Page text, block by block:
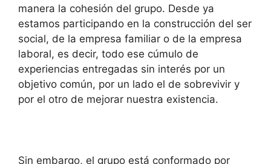
manera la cohesión del grupo. Desde ya
estamos participando en la construcción del ser
social, de la empresa familiar o de la empresa
laboral, es decir, todo ese cúmulo de
experiencias entregadas sin interés por un
objetivo común, por un lado el de sobrevivir y
por el otro de mejorar nuestra existencia.
Sin embargo, el grupo está conformado por